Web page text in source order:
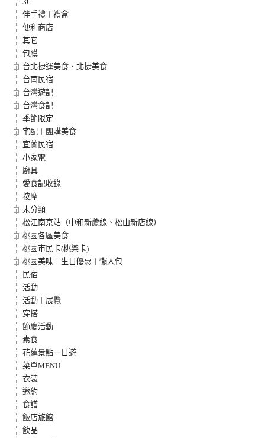
伴手禮︱禮盒
便利商店
其它
包膜
台北捷運美食．北捷美食
台南民宿
台灣遊記
台灣食記
季節限定
宅配︱團購美食
宜蘭民宿
小家電
廚具
愛食記收錄
按摩
未分類
松江南京站（中和新蘆線、松山新店線）
桃園各區美食
桃園市民卡(桃樂卡)
桃園美味︱生日優惠︱懶人包
民宿
活動
活動︱展覽
穿搭
節慶活動
素食
花蓮景點一日遊
菜單MENU
衣裝
邀約
食譜
飯店旅館
飲品